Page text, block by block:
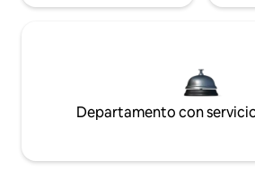
Departamento con